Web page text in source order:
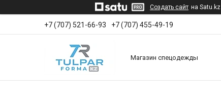
Создать сайт на Satu.kz
+7 (707) 521-66-93 +7 (707) 455-49-19
Магазин спецодежды